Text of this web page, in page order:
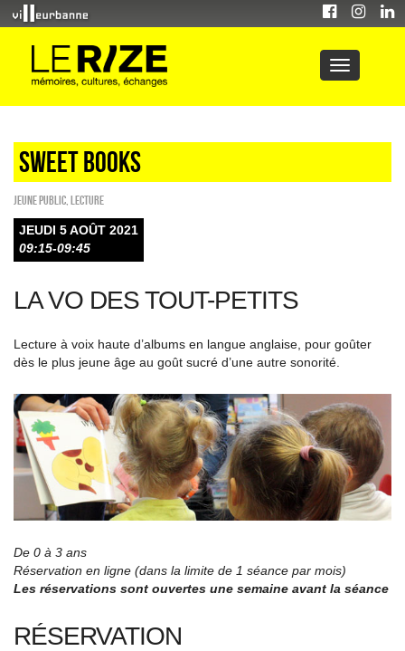
Sweet Books
Jeune public Lecture
JEUDI 5 AOÛT 2021
09:15-09:45
LA VO DES TOUT-PETITS
Lecture à voix haute d’albums en langue anglaise, pour goûter
dès le plus jeune âge au goût sucré d’une autre sonorité.
De 0 à 3 ans
Réservation en ligne (dans la limite de 1 séance par mois)
Les réservations sont ouvertes une semaine avant la séance
RÉSERVATION